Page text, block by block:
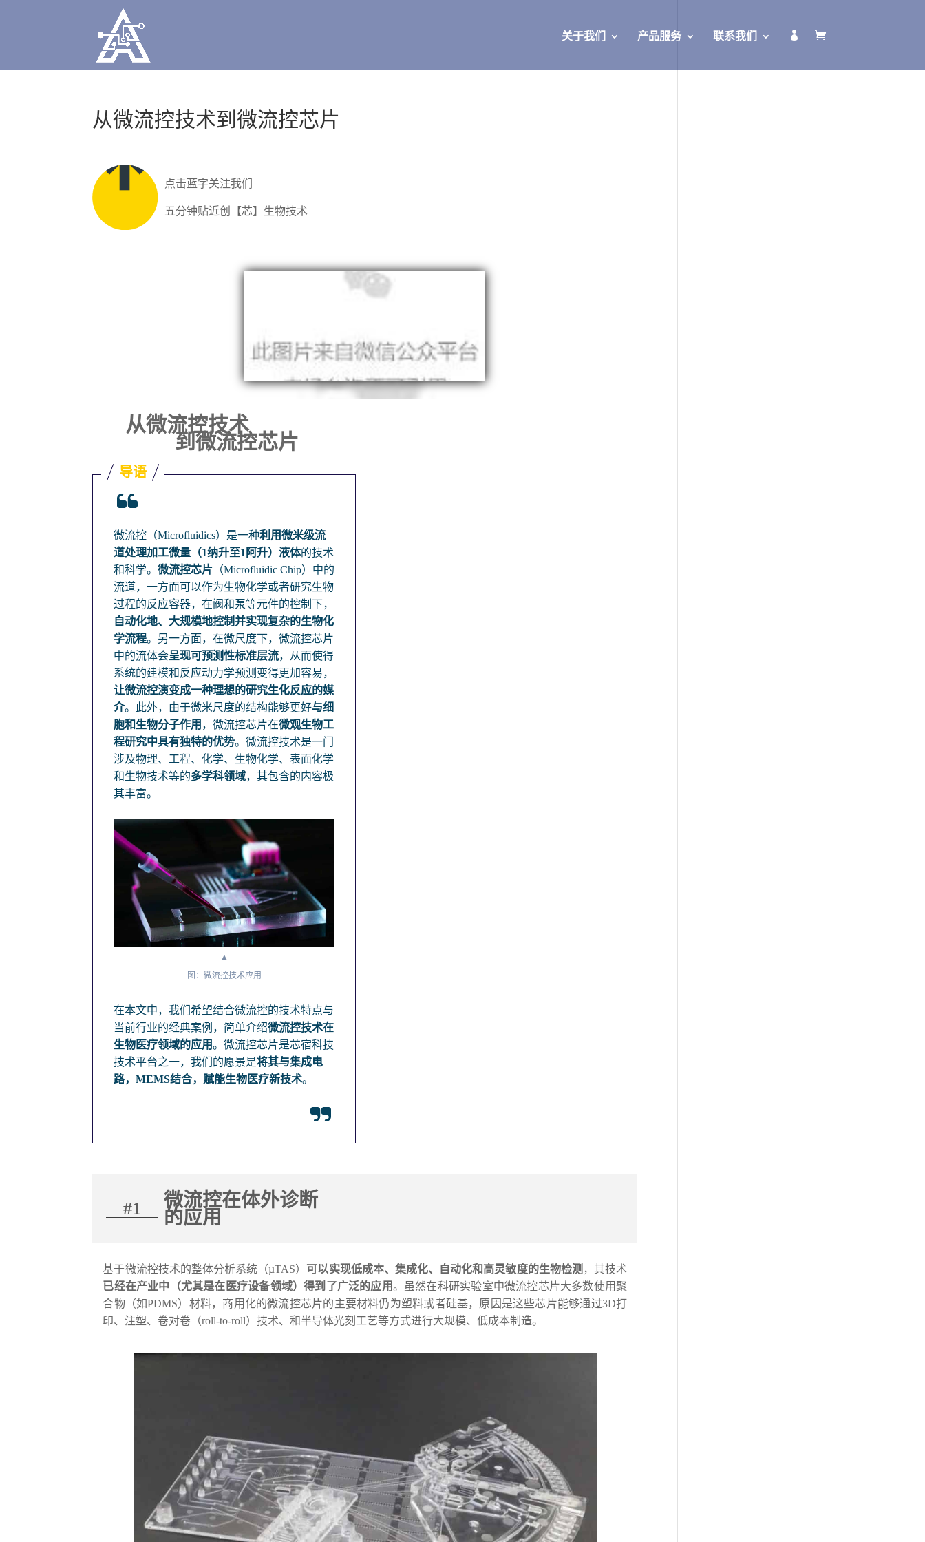
关于我们 产品服务 联系我们 
从微流控技术到微流控芯片
点击蓝字关注我们
五分钟贴近创【芯】生物技术
从微流控技术
到微流控芯片
导语
微流控（Microfluidics）是一种利用微米级流
道处理加工微量（1纳升至1阿升）液体的技术
和科学。微流控芯片 （Microfluidic Chip）中的
流道，一方面可以作为生物化学或者研究生物
过程的反应容器，在阀和泵等元件的控制下，
自动化地、大规模地控制并实现复杂的生物化
学流程。另一方面，在微尺度下，微流控芯片
中的流体会呈现可预测性标准层流，从而使得
系统的建模和反应动力学预测变得更加容易，
让微流控演变成一种理想的研究生化反应的媒
介。此外，由于微米尺度的结构能够更好与细
胞和生物分子作用 ，微流控芯片在微观生物工
程研究中具有独特的优势。微流控技术是一门
涉及物理、工程、化学、生物化学、表面化学
和生物技术等的多学科领域，其包含的内容极
其丰富。
▲
图：微流控技术应用
在本文中，我们希望结合微流控的技术特点与
当前行业的经典案例，简单介绍微流控技术在
生物医疗领域的应用。微流控芯片是芯宿科技
技术平台之一，我们的愿景是将其与集成电
路，MEMS结合，赋能生物医疗新技术。
#1
微流控在体外诊断
的应用
基于微流控技术的整体分析系统（µTAS） 可以实现低成本、集成化、自动化和高灵敏度的生物检测 ，其技术
已经在产业中（尤其是在医疗设备领域）得到了广泛的应用。虽然在科研实验室中微流控芯片大多数使用聚
合物（如PDMS）材料，商用化的微流控芯片的主要材料仍为塑料或者硅基，原因是这些芯片能够通过3D打
印、注塑、卷对卷（roll-to-roll）技术、和半导体光刻工艺等方式进行大规模、低成本制造。